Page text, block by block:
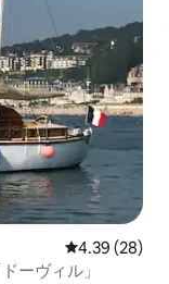
レビュー28
4.39 (28)
ーヴィル」